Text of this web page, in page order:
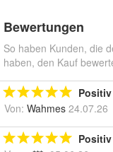
Bewertungen
So haben Kunden, die
haben, den Kauf
Positiv
Von: Wahmes 24.07.26
Positiv